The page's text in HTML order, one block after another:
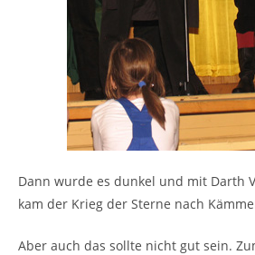
Dann wurde es dunkel und mit Darth
kam der Krieg der Sterne nach
Aber auch das sollte nicht gut sein.